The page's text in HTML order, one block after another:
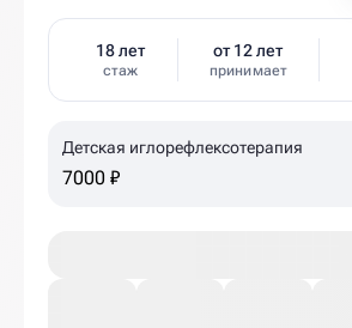
18 лет
стаж
от 12 лет
принимает
Детская иглорефлексотерапия
7000 ₽